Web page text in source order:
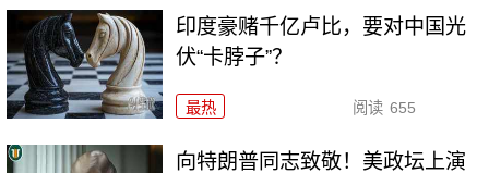
印度豪赌千亿卢比，要对中国光
伏“卡脖子”？
最热 阅读 655
向特朗普同志致敬！美政坛上演